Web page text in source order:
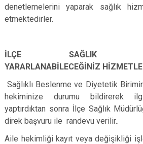
denetlemelerini yaparak sağlık
etmektedirler.
İLÇE SAĞLIK
YARARLANABİLECEĞİNİZ
Sağlıklı Beslenme ve Diyetetik
hekiminize durumu bildirerek
yaptırdıktan sonra İlçe Sağlık
direk başvuru ile randevu verilir..
Aile hekimliği kayıt veya değişikliği